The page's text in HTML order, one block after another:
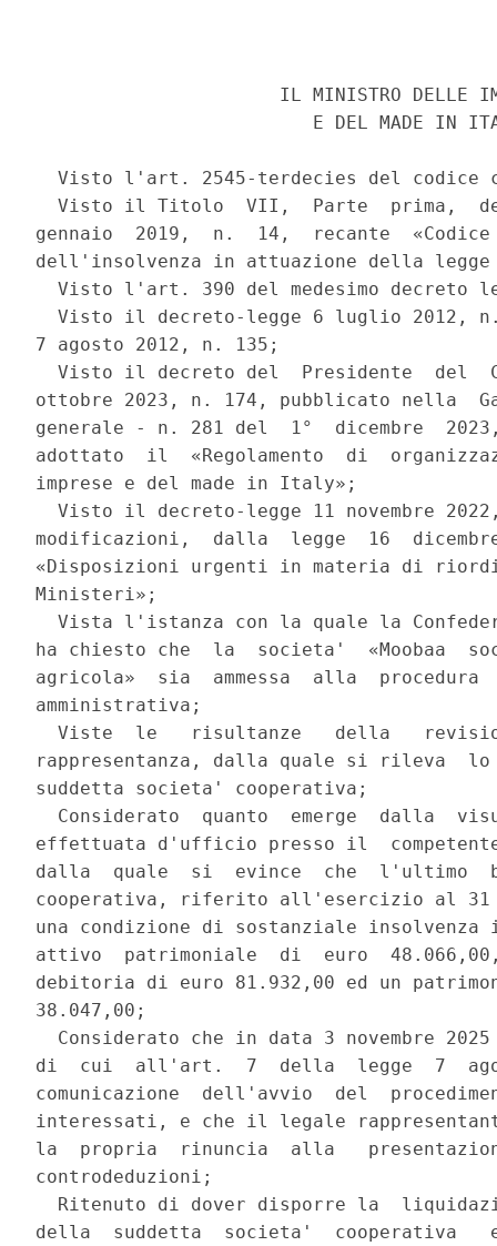
IL MINISTRO DELLE
E DEL MADE IN
Visto l'art. 2545-terdecies del codice
Visto il Titolo  VII,  Parte  prima,
gennaio  2019,  n.  14,  recante
dell'insolvenza in attuazione della
Visto l'art. 390 del medesimo decreto
Visto il decreto-legge 6 luglio 2012,
7 agosto 2012, n. 135;
Visto il decreto del  Presidente  del
ottobre 2023, n. 174, pubblicato nella
generale - n. 281 del  1°  dicembre
adottato  il  «Regolamento  di
imprese e del made in Italy»;
Visto il decreto-legge 11 novembre
modificazioni,  dalla  legge  16
«Disposizioni urgenti in materia di
Ministeri»;
Vista l'istanza con la quale la
ha chiesto che  la  societa'  «Moobaa
agricola»  sia  ammessa  alla
amministrativa;
Viste  le   risultanze   della
rappresentanza, dalla quale si rileva
suddetta societa' cooperativa;
Considerato  quanto  emerge  dalla
effettuata d'ufficio presso il
dalla  quale  si  evince  che  l'ultimo
cooperativa, riferito all'esercizio al 31
una condizione di sostanziale
attivo  patrimoniale  di  euro
debitoria di euro 81.932,00 ed un
38.047,00;
Considerato che in data 3 novembre
di  cui  all'art.  7  della  legge  7
comunicazione  dell'avvio  del
interessati, e che il legale
la  propria  rinuncia  alla
controdeduzioni;
Ritenuto di dover disporre la
della  suddetta  societa'  cooperativa